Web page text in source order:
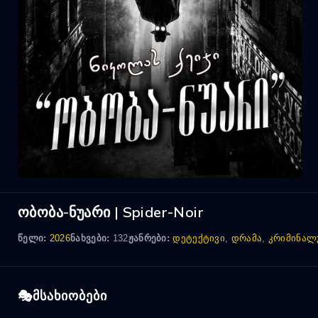
ობობა-ნუარი | Spider-Noir
წელი: 2026ნახვები: 132ჟანრები: დეტექტივი დრამა
მსახიობები